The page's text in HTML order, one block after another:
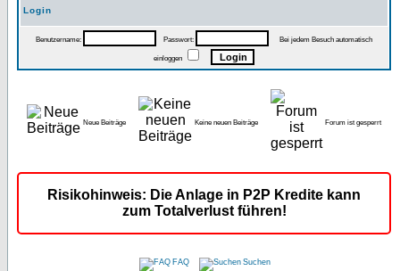
Login
Benutzername: Passwort: Bei jedem Besuch automatisch
einloggen
Neue Beiträge Keine neuen Beiträge Forum ist gesperrt
Risikohinweis: Die Anlage in P2P Kredite kann
zum Totalverlust führen!
FAQ Suchen